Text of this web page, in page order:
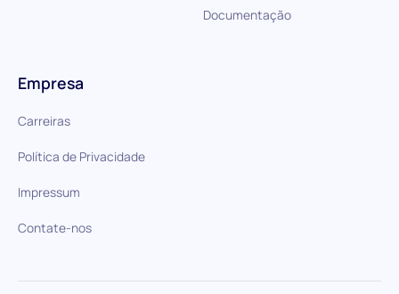
Documentação
Empresa
Carreiras
Política de Privacidade
Impressum
Contate-nos